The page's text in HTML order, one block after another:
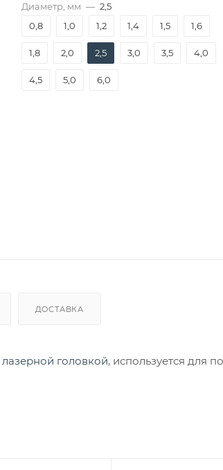
Диаметр, мм — 2,5
0,8
1,0 1,2 1,4 1,5 1,6
1,8 2,0 2,5 3,0 3,5 4,0
4,5 5,0 6,0
ДОСТАВКА
лазерной головкой, используется для